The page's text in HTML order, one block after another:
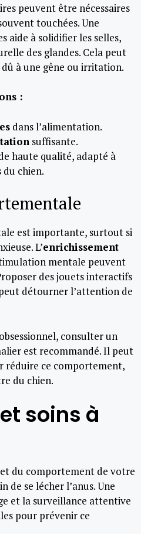
peuvent être nécessaires
touchées. Une
aide à solidifier les selles,
des glandes. Cela peut
à une gêne ou irritation.
:
dans l’alimentation.
suffisante.
haute qualité, adapté à
du chien.
est importante, surtout si
L’enrichissement
mentale peuvent
des jouets interactifs
détourner l’attention de
consulter un
est recommandé. Il peut
réduire ce comportement,
du chien.
soins à
du comportement de votre
de se lécher l’anus. Une
et la surveillance attentive
pour prévenir ce